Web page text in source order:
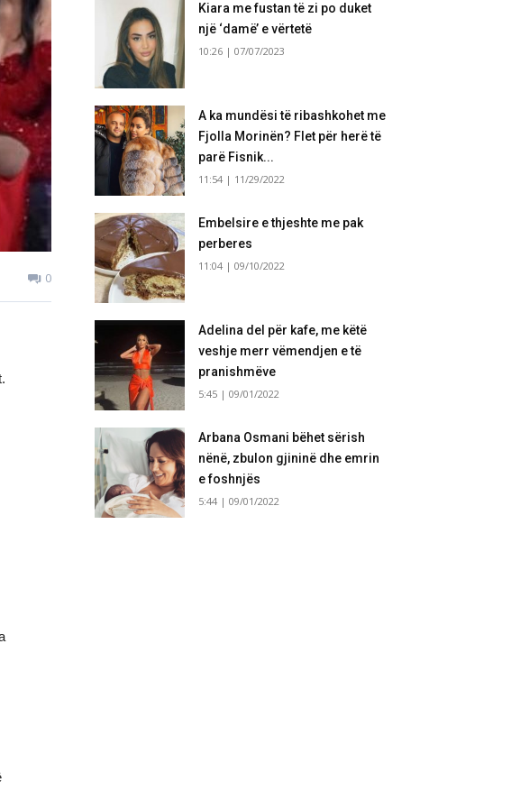
0
Kiara me fustan të zi po duket
një ‘damë’ e vërtetë
10:26 | 07/07/2023
A ka mundësi të ribashkohet me
Fjolla Morinën? Flet për herë të
parë Fisnik...
11:54 | 11/29/2022
Embelsire e thjeshte me pak
perberes
11:04 | 09/10/2022
Adelina del për kafe, me këtë
veshje merr vëmendjen e të
pranishmëve
5:45 | 09/01/2022
Arbana Osmani bëhet sërish
nënë, zbulon gjininë dhe emrin
e foshnjës
5:44 | 09/01/2022